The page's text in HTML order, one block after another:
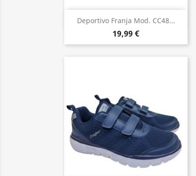
Deportivo Franja Mod. CC48...
19,99 €
Vista rápida